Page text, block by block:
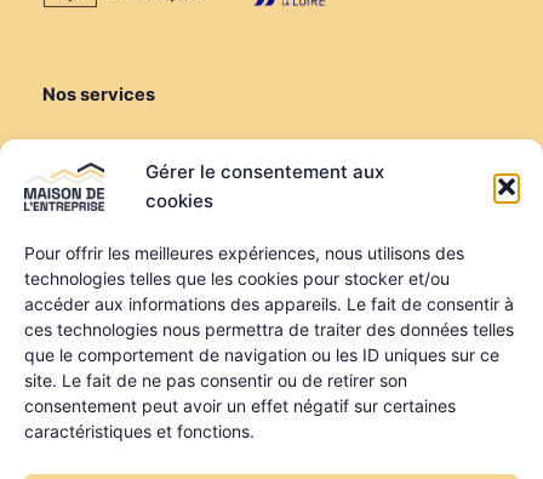
Gérer le consentement aux
cookies
Pour offrir les meilleures expériences, nous utilisons des
technologies telles que les cookies pour stocker et/ou
accéder aux informations des appareils. Le fait de consentir à
ces technologies nous permettra de traiter des données telles
que le comportement de navigation ou les ID uniques sur ce
site. Le fait de ne pas consentir ou de retirer son
consentement peut avoir un effet négatif sur certaines
caractéristiques et fonctions.
Nos services
Louer une salle de réunion
Louer un bureau
Domiciliation
Informations
Mentions légales
Politique de confidentialité
Qui sommes-nous ?
Nos partenaires